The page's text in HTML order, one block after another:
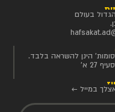
בעולם
הינן להשראה בלבד.
27 א'
במייל ←